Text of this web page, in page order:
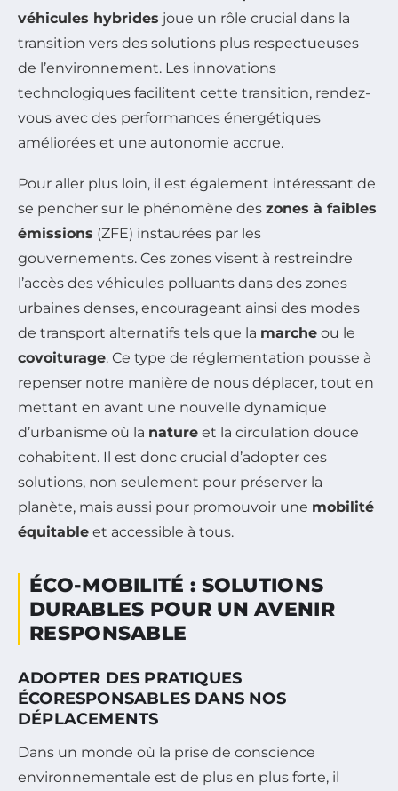
véhicules hybrides joue un rôle crucial dans la
transition vers des solutions plus respectueuses
de l’environnement. Les innovations
technologiques facilitent cette transition, rendez-
vous avec des performances énergétiques
améliorées et une autonomie accrue.
Pour aller plus loin, il est également intéressant de
se pencher sur le phénomène des zones à faibles
émissions (ZFE) instaurées par les
gouvernements. Ces zones visent à restreindre
l’accès des véhicules polluants dans des zones
urbaines denses, encourageant ainsi des modes
de transport alternatifs tels que la marche ou le
covoiturage. Ce type de réglementation pousse à
repenser notre manière de nous déplacer, tout en
mettant en avant une nouvelle dynamique
d’urbanisme où la nature et la circulation douce
cohabitent. Il est donc crucial d’adopter ces
solutions, non seulement pour préserver la
planète, mais aussi pour promouvoir une mobilité
équitable et accessible à tous.
ÉCO-MOBILITÉ : SOLUTIONS
DURABLES POUR UN AVENIR
RESPONSABLE
ADOPTER DES PRATIQUES
ÉCORESPONSABLES DANS NOS
DÉPLACEMENTS
Dans un monde où la prise de conscience
environnementale est de plus en plus forte, il